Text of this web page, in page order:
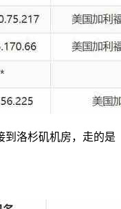
到洛杉矶机房，走的是